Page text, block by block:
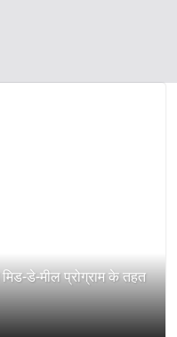
डे-मील प्रोग्राम के तहत